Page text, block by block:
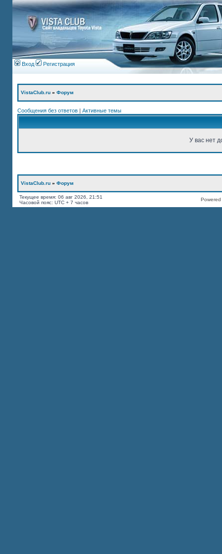
Вход Регистрация
VistaClub.ru » Форум
Сообщения без ответов | Активные темы
У вас нет
VistaClub.ru » Форум
Текущее время: 06 авг 2026, 21:51
Часовой пояс: UTC + 7 часов